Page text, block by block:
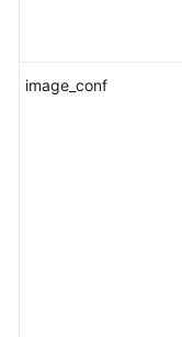
image_conf